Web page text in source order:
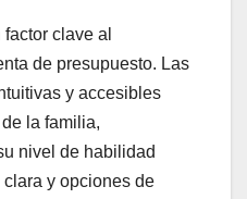
clave al
de presupuesto. Las
y accesibles
la familia,
nivel de habilidad
y opciones de